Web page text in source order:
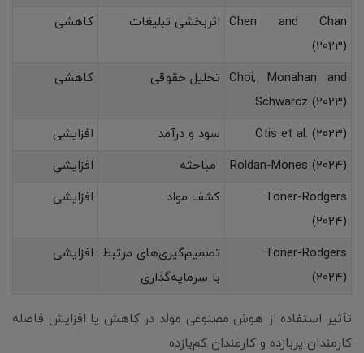
Chen and Chan
(2023)
اثربخشی تبلیغات کاهشی
Choi, Monahan and
Schwarcz (2023)
تحلیل حقوقی کاهشی
Otis et al. (2023) سود و درآمد
افزایشی
Roldan-Mones (2024)
مباحثه
افزایشی
Toner-Rodgers
(2024)
کشف مواد افزایشی
Toner-Rodgers
(2024)
تصمیم‌گیری‌های مرتبط
با سرمایه‌گذاری
افزایشی
تأثیر استفاده از هوش مصنوعی مولد در کاهش یا افزایش فاصله
کارمندان پربازده و کارمندان کم‌بازده